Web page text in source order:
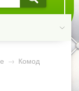
→ Комод